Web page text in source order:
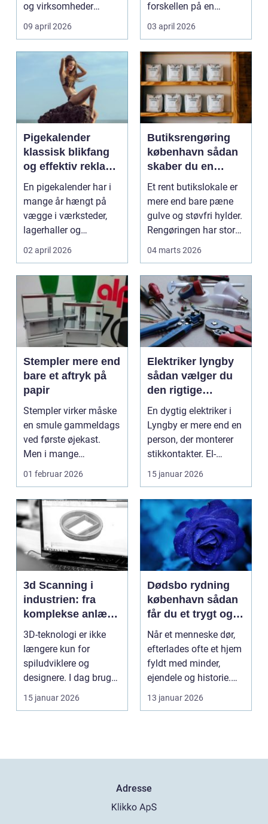
og virksomheder
møder, når gamle
industrig...
09 april 2026
forskellen på en
besværlig og en ov...
03 april 2026
Pigekalender
klassisk blikfang
og effektiv reklame
året rundt
En pigekalender har i
mange år hængt på
vægge i værksteder,
lagerhaller og
frokoststuer over hele
02 april 2026
Butiksrengøring
københavn sådan
skaber du en
butik, kunderne
har lyst til at
komme tilbage til
Et rent butikslokale er
mere end bare pæne
gulve og støvfri hylder.
Rengøringen har stor
betydning f...
04 marts 2026
Stempler mere end
bare et aftryk på
papir
Stempler virker måske
en smule gammeldags
ved første øjekast.
Men i mange
virksomheder og også
01 februar 2026
Elektriker lyngby
sådan vælger du
den rigtige
fagmand
En dygtig elektriker i
Lyngby er mere end en
person, der monterer
stikkontakter. El-
installationer e...
15 januar 2026
3d Scanning i
industrien: fra
komplekse anlæg
til præcise
beslutninger
3D-teknologi er ikke
længere kun for
spiludviklere og
designere. I dag bruger
en lang række
virksomh...
15 januar 2026
Dødsbo rydning
københavn sådan
får du et trygt og
professionelt
forløb
Når et menneske dør,
efterlades ofte et hjem
fyldt med minder,
ejendele og historie.
For mange pårør...
13 januar 2026
Adresse